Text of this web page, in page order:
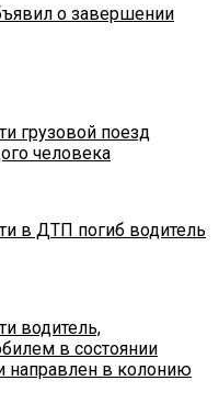
о завершении
грузовой поезд
человека
в ДТП погиб водитель
водитель,
в состоянии
направлен в колонию